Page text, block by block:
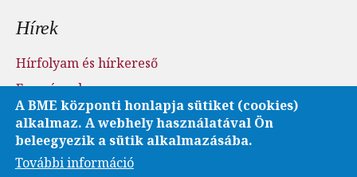
Hírek
Hírfolyam és hírkereső
Események
Sajtószoba - sajtófigyelés
Karrier és pályázatok
Fotó- és videótár
A BME központi honlapja sütiket (cookies)
alkalmaz. A webhely használatával Ön
beleegyezik a sütik alkalmazásába.
További információ